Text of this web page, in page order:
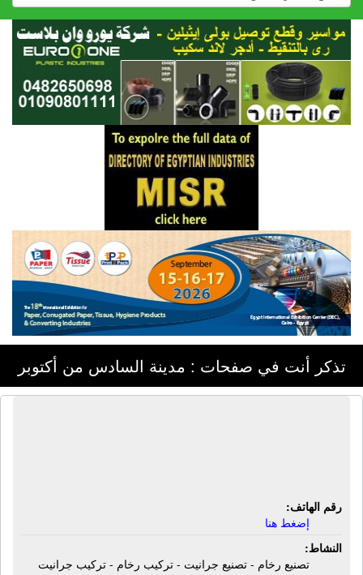
تذكر أنت في صفحات : مدينة السادس من أكتوبر
رقم الهاتف:
إضغط هنا
النشاط:
تصنيع رخام - تصنيع جرانيت - تركيب رخام - تركيب جرانيت